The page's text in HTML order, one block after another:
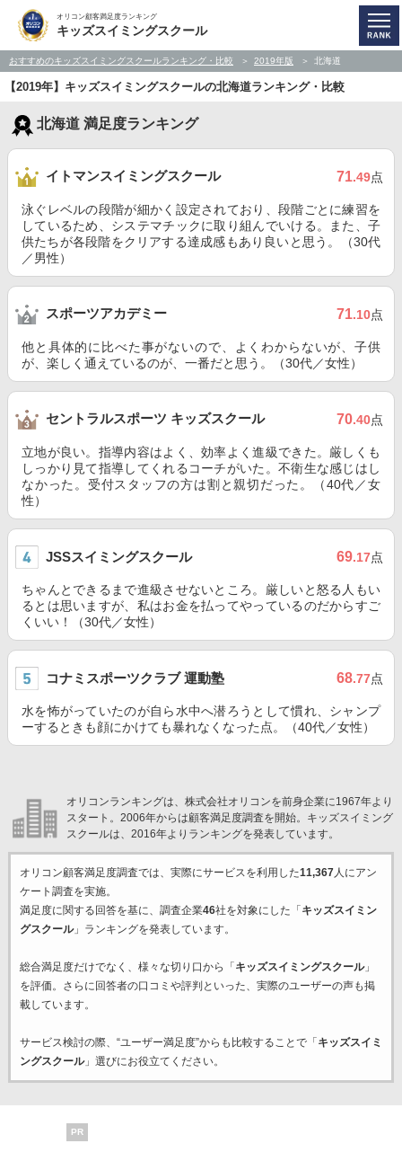
オリコン顧客満足度ランキング
キッズスイミングスクール
おすすめのキッズスイミングスクールランキング・比較 2019年版 北海道
【2019年】キッズスイミングスクールの北海道ランキング・比較
北海道 満足度ランキング
イトマンスイミングスクール 71.49点
泳ぐレベルの段階が細かく設定されており、段階ごとに練習を
しているため、システマチックに取り組んでいける。また、子
供たちが各段階をクリアする達成感もあり良いと思う。（30代
／男性）
スポーツアカデミー 71.10点
他と具体的に比べた事がないので、よくわからないが、子供
が、楽しく通えているのが、一番だと思う。（30代／女性）
セントラルスポーツ キッズスクール 70.40点
立地が良い。指導内容はよく、効率よく進級できた。厳しくも
しっかり見て指導してくれるコーチがいた。不衛生な感じはし
なかった。受付スタッフの方は割と親切だった。（40代／女
性）
JSSスイミングスクール 69.17点
ちゃんとできるまで進級させないところ。厳しいと怒る人もい
るとは思いますが、私はお金を払ってやっているのだからすご
くいい！（30代／女性）
コナミスポーツクラブ 運動塾 68.77点
水を怖がっていたのが自ら水中へ潜ろうとして慣れ、シャンプ
ーするときも顔にかけても暴れなくなった点。（40代／女性）
オリコンランキングは、株式会社オリコンを前身企業に1967年より
スタート。2006年からは顧客満足度調査を開始。キッズスイミング
スクールは、2016年よりランキングを発表しています。
オリコン顧客満足度調査では、実際にサービスを利用した11,367人にアン
ケート調査を実施。
満足度に関する回答を基に、調査企業46社を対象にした「 キッズスイミン
グスクール」ランキングを発表しています。
総合満足度だけでなく、様々な切り口から「 キッズスイミングスクール」
を評価。さらに回答者の口コミや評判といった、実際のユーザーの声も掲
載しています。
サービス検討の際、“ユーザー満足度”からも比較することで「 キッズスイミ
ングスクール」選びにお役立てください。
PR